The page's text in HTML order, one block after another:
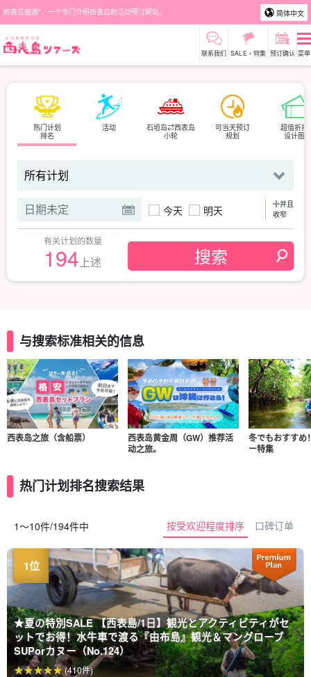
西表岛旅游"，一个专门介绍西表岛的活动预订网站。 简体中文
联系我们 SALE・特集 预订确认 菜单
热门计划
排名
活动
石垣岛⇄西表岛
小轮
可当天预订
规划
超值折扣
设计图
今天 明天
并且
收窄
有关计划的数量
194 上述
与搜索标准相关的信息
西表岛之旅（含船票）
西表岛黄金周（GW）推荐活
动之旅。
冬でもおすすめ
ー特集
热门计划排名搜索结果
1〜10件/194件中 按受欢迎程度排序 口碑订单
★夏の特別SALE 【西表島/1日】観光とアクティビティがセ
ットでお得！水牛車で渡る『由布島』観光＆マングローブ
SUPorカヌー（No.124）
(410件)